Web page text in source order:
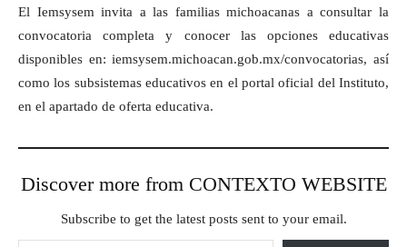
El Iemsysem invita a las familias michoacanas a consultar la
convocatoria completa y conocer las opciones educativas
disponibles en: iemsysem.michoacan.gob.mx/convocatorias, así
como los subsistemas educativos en el portal oficial del Instituto,
en el apartado de oferta educativa.
Discover more from CONTEXTO WEBSITE
Subscribe to get the latest posts sent to your email.
Type your email…